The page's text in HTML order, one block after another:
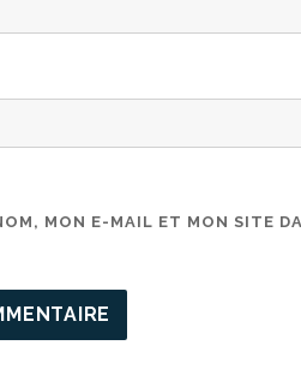
MON E-MAIL ET MON SITE